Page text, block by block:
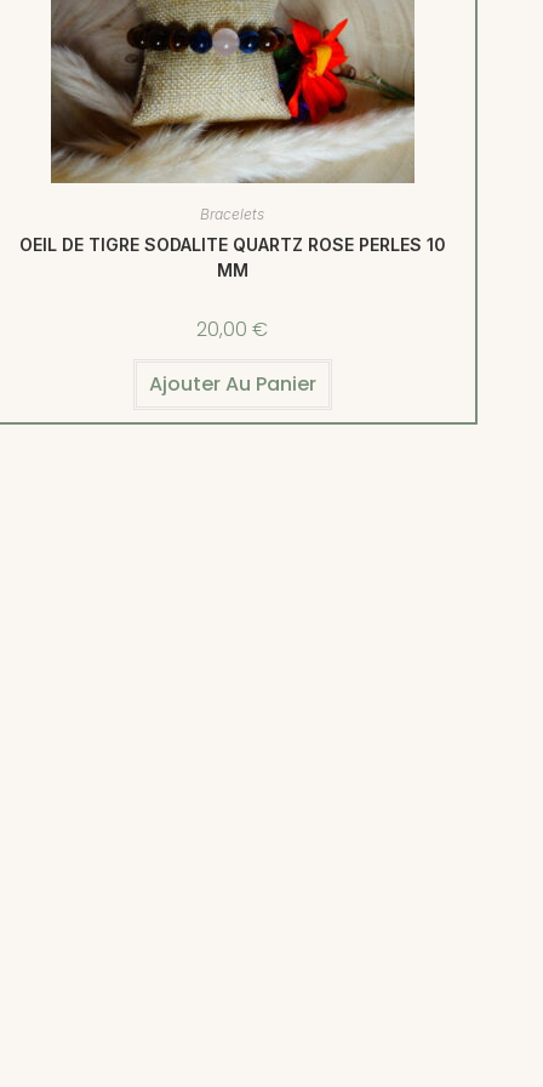
Bracelets
OEIL DE TIGRE SODALITE QUARTZ ROSE PERLES 10
MM
20,00 €
Ajouter Au Panier